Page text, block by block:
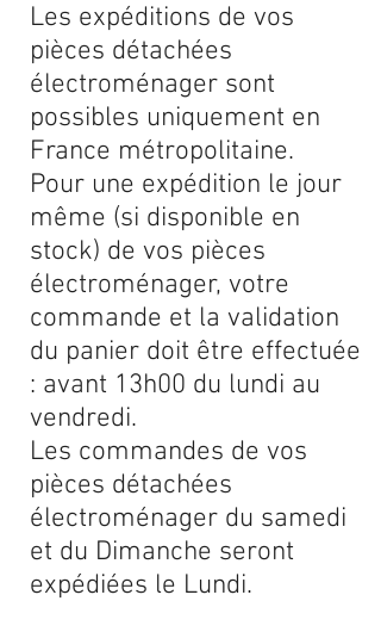
Les expéditions de vos
pièces détachées
électroménager sont
possibles uniquement en
France métropolitaine.
Pour une expédition le jour
même (si disponible en
stock) de vos pièces
électroménager, votre
commande et la validation
du panier doit être effectuée
: avant 13h00 du lundi au
vendredi.
Les commandes de vos
pièces détachées
électroménager du samedi
et du Dimanche seront
expédiées le Lundi.